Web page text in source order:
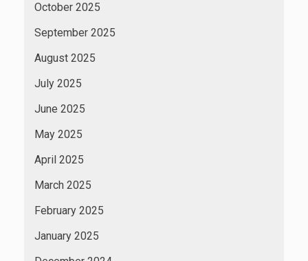
October 2025
September 2025
August 2025
July 2025
June 2025
May 2025
April 2025
March 2025
February 2025
January 2025